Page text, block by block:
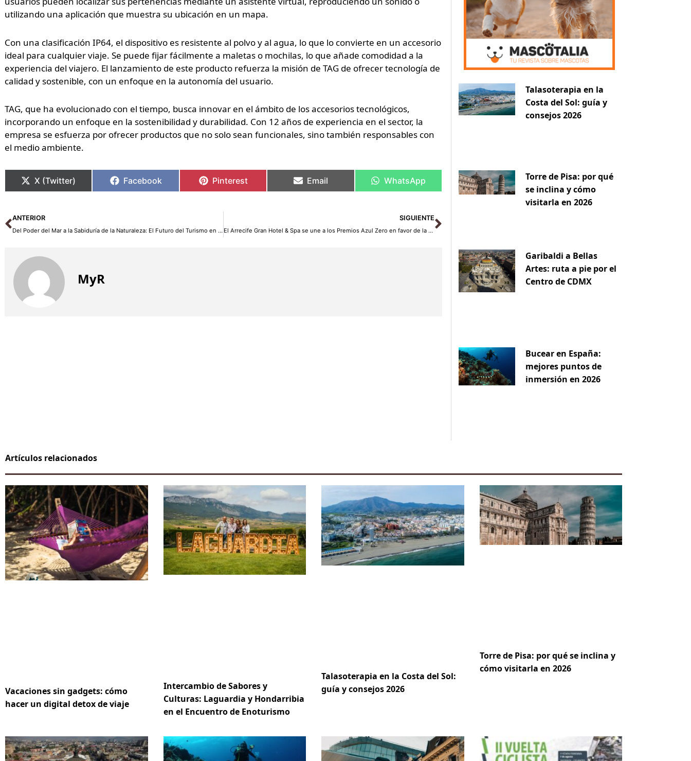
utilizando una aplicación que muestra su ubicación en un mapa.
Con una clasificación IP64, el dispositivo es resistente al polvo y al agua, lo que lo convierte en un accesorio
ideal para cualquier viaje. Se puede fijar fácilmente a maletas o mochilas, lo que añade comodidad a la
experiencia del viajero. El lanzamiento de este producto refuerza la misión de TAG de ofrecer tecnología de
calidad y sostenible, con un enfoque en la autonomía del usuario.
TAG, que ha evolucionado con el tiempo, busca innovar en el ámbito de los accesorios tecnológicos,
incorporando un enfoque en la sostenibilidad y durabilidad. Con 12 años de experiencia en el sector, la
empresa se esfuerza por ofrecer productos que no solo sean funcionales, sino también responsables con
el medio ambiente.
X (Twitter) Facebook Pinterest Email WhatsApp
Ant
ANTERIOR
Del Poder del Mar a la Sabiduría de la Naturaleza: El Futuro del Turismo en HIC Summit
SIGUIENTE
El Arrecife Gran Hotel & Spa se une a los Premios Azul Zero en favor de la sostenibilidad
Siguiente
MyR
Talasoterapia en la
Costa del Sol: guía y
consejos 2026
Torre de Pisa: por qué
se inclina y cómo
visitarla en 2026
Garibaldi a Bellas
Artes: ruta a pie por el
Centro de CDMX
Bucear en España:
mejores puntos de
inmersión en 2026
Artículos relacionados
Vacaciones sin gadgets: cómo
hacer un digital detox de viaje
Intercambio de Sabores y
Culturas: Laguardia y Hondarribia
en el Encuentro de Enoturismo
Talasoterapia en la Costa del Sol:
guía y consejos 2026
Torre de Pisa: por qué se inclina y
cómo visitarla en 2026